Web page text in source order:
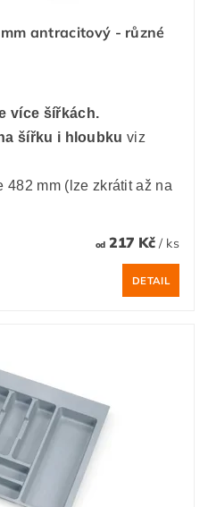
antracitový - různé
více šířkách.
šířku i hloubkuviz
482 mm (lze zkrátit až na
od217 Kč / ks
DETAIL